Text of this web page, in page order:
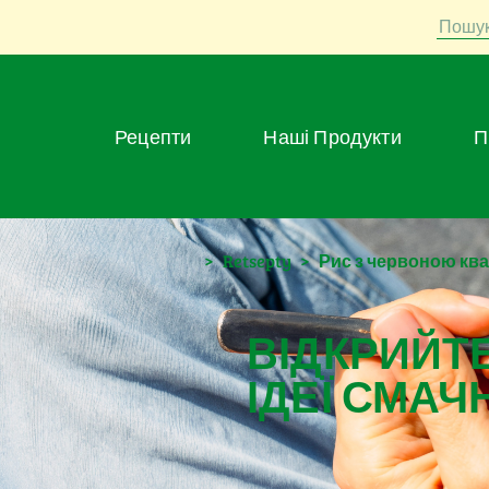
Пошук
Рецепти Наші Продукти
> Retsepty > Рис з червоною
ІДЕЇ